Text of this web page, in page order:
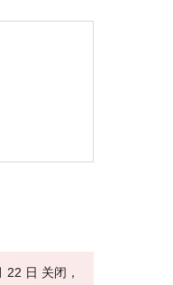
22 日 关闭，